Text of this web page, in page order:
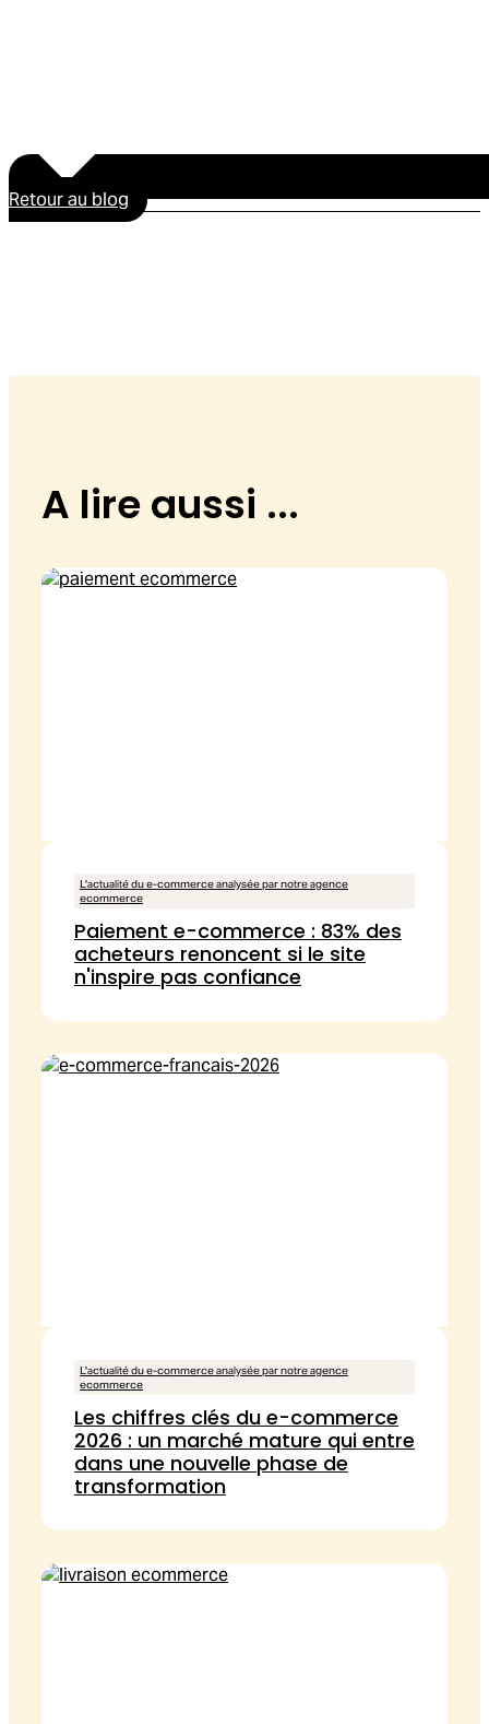
Retour au blog
A lire aussi ...
L'actualité du e-commerce analysée par notre agence
ecommerce
Paiement e-commerce : 83% des
acheteurs renoncent si le site
n'inspire pas confiance
L'actualité du e-commerce analysée par notre agence
ecommerce
Les chiffres clés du e-commerce
2026 : un marché mature qui entre
dans une nouvelle phase de
transformation